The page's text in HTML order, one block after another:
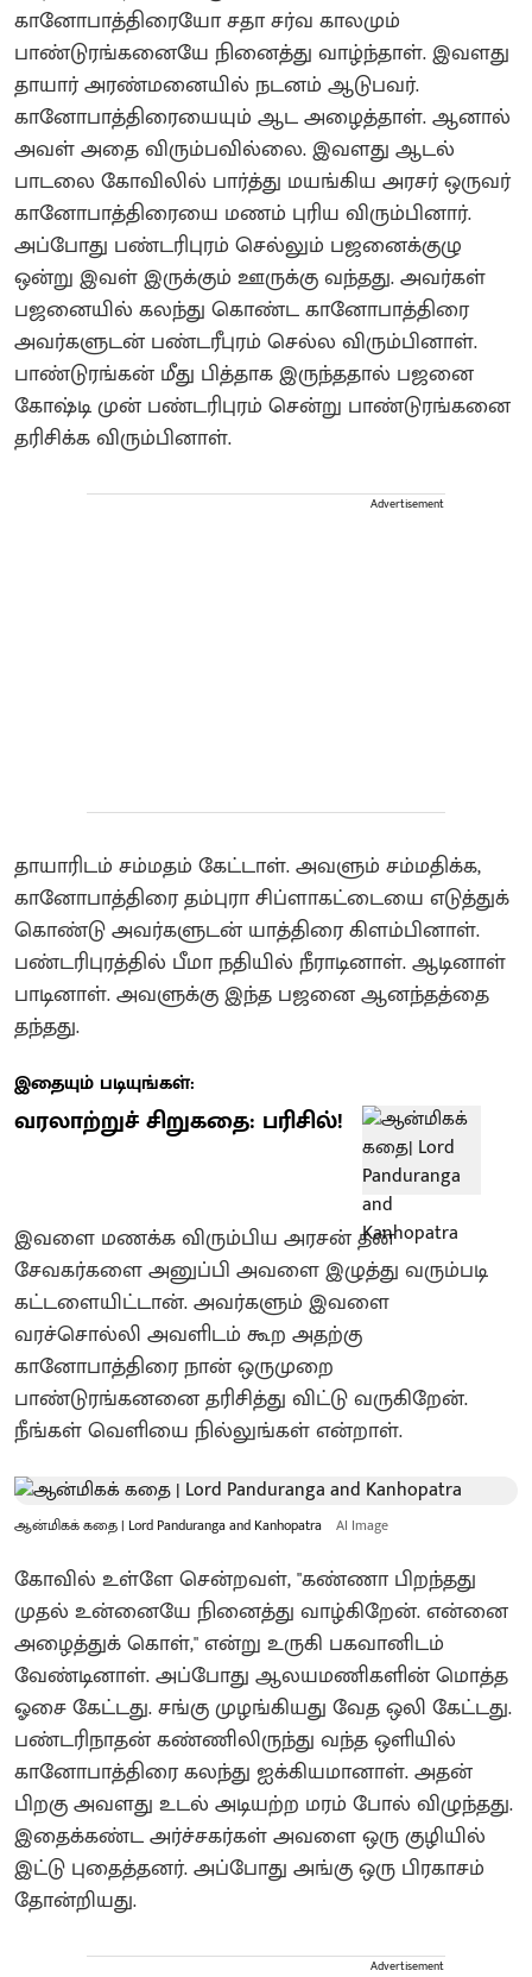
கானோபாத்திரையோ சதா சர்வ காலமும்
பாண்டுரங்கனையே நினைத்து வாழ்ந்தாள். இவளது
தாயார் அரண்மனையில் நடனம் ஆடுபவர்.
கானோபாத்திரையையும் ஆட அழைத்தாள். ஆனால்
அவள் அதை விரும்பவில்லை. இவளது ஆடல்
பாடலை கோவிலில் பார்த்து மயங்கிய அரசர் ஒருவர்
கானோபாத்திரையை மணம் புரிய விரும்பினார்.
அப்போது பண்டரிபுரம் செல்லும் பஜனைக்குழு
ஒன்று இவள் இருக்கும் ஊருக்கு வந்தது. அவர்கள்
பஜனையில் கலந்து கொண்ட கானோபாத்திரை
அவர்களுடன் பண்டரீபுரம் செல்ல விரும்பினாள்.
பாண்டுரங்கன் மீது பித்தாக இருந்ததால் பஜனை
கோஷ்டி முன் பண்டரிபுரம் சென்று பாண்டுரங்கனை
தரிசிக்க விரும்பினாள்‌.
Advertisement
தாயாரிடம் சம்மதம் கேட்டாள். அவளும் சம்மதிக்க,
கானோபாத்திரை தம்புரா சிப்ளாகட்டையை எடுத்துக்
கொண்டு அவர்களுடன் யாத்திரை கிளம்பினாள்.
பண்டரிபுரத்தில் பீமா நதியில் நீராடினாள். ஆடினாள்
பாடினாள். அவளுக்கு இந்த பஜனை ஆனந்தத்தை
தந்தது.
இதையும் படியுங்கள்:
வரலாற்றுச் சிறுகதை: பரிசில்!
இவளை மணக்க விரும்பிய அரசன் தன்
சேவகர்களை அனுப்பி அவளை இழுத்து வரும்படி
கட்டளையிட்டான். அவர்களும் இவளை
வரச்சொல்லி அவளிடம் கூற அதற்கு
கானோபாத்திரை நான் ஒருமுறை
பாண்டுரங்கனனை தரிசித்து விட்டு வருகிறேன்.
நீங்கள் வெளியை நில்லுங்கள் என்றாள்.
ஆன்மிகக் கதை | Lord Panduranga and Kanhopatra AI Image
கோவில் உள்ளே சென்றவள், "கண்ணா பிறந்தது
முதல் உன்னையே நினைத்து வாழ்கிறேன். என்னை
அழைத்துக் கொள்," என்று உருகி பகவானிடம்
வேண்டினாள். அப்போது ஆலயமணிகளின் மொத்த
ஓசை கேட்டது. சங்கு முழங்கியது வேத ஒலி கேட்டது.
பண்டரிநாதன் கண்ணிலிருந்து வந்த ஒளியில்
கானோபாத்திரை கலந்து ஐக்கியமானாள்‌. அதன்
பிறகு அவளது உடல் அடியற்ற மரம் போல் விழுந்தது.
இதைக்கண்ட அர்ச்சகர்கள் அவளை ஒரு குழியில்
இட்டு புதைத்தனர். அப்போது அங்கு ஒரு பிரகாசம்
தோன்றியது.
Advertisement